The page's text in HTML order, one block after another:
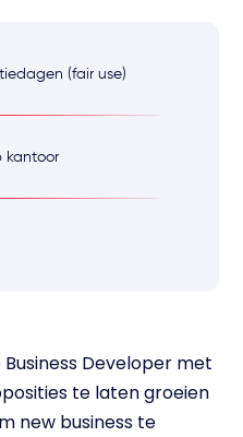
(fair use)
kantoor
Developer met
te laten groeien
new business te